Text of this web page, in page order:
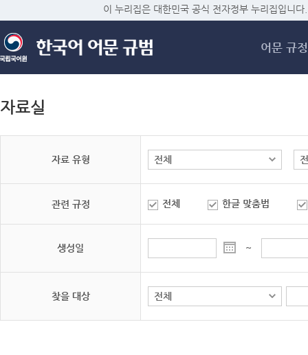
메
이 누리집은 대한민국 공식 전자정부 누리집입니다.
어문 규정
자료실
자료 유형
관련 규정 전체 한글 맞춤법
생성일 ~
찾을 대상